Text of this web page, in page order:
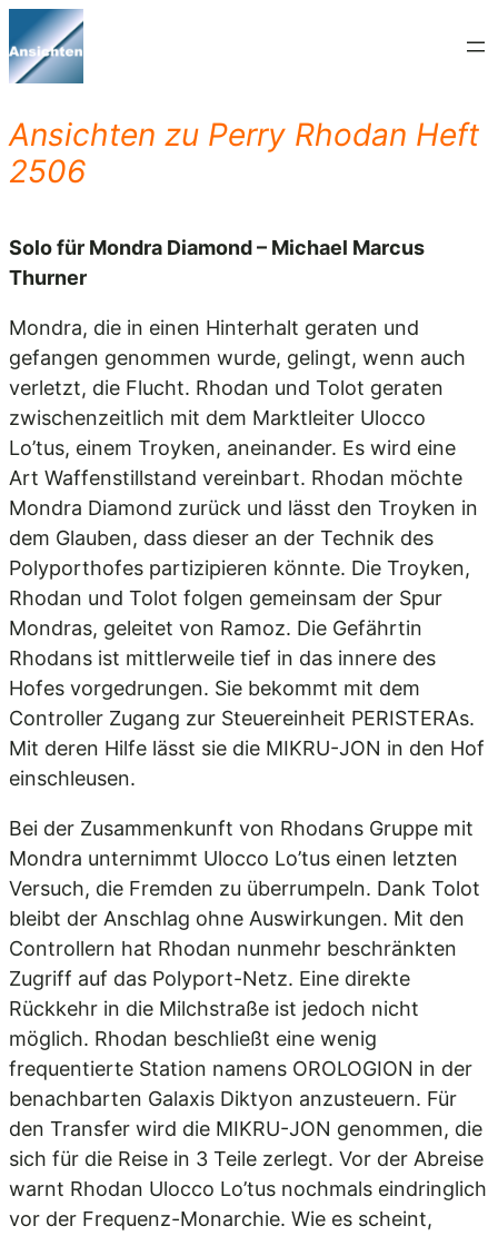
Zum
Inhalt
springen
Ansichten zu Perry Rhodan Heft
2506
Solo für Mondra Diamond – Michael Marcus
Thurner
Mondra, die in einen Hinterhalt geraten und
gefangen genommen wurde, gelingt, wenn auch
verletzt, die Flucht. Rhodan und Tolot geraten
zwischenzeitlich mit dem Marktleiter Ulocco
Lo’tus, einem Troyken, aneinander. Es wird eine
Art Waffenstillstand vereinbart. Rhodan möchte
Mondra Diamond zurück und lässt den Troyken in
dem Glauben, dass dieser an der Technik des
Polyporthofes partizipieren könnte. Die Troyken,
Rhodan und Tolot folgen gemeinsam der Spur
Mondras, geleitet von Ramoz. Die Gefährtin
Rhodans ist mittlerweile tief in das innere des
Hofes vorgedrungen. Sie bekommt mit dem
Controller Zugang zur Steuereinheit PERISTERAs.
Mit deren Hilfe lässt sie die MIKRU-JON in den Hof
einschleusen.
Bei der Zusammenkunft von Rhodans Gruppe mit
Mondra unternimmt Ulocco Lo’tus einen letzten
Versuch, die Fremden zu überrumpeln. Dank Tolot
bleibt der Anschlag ohne Auswirkungen. Mit den
Controllern hat Rhodan nunmehr beschränkten
Zugriff auf das Polyport-Netz. Eine direkte
Rückkehr in die Milchstraße ist jedoch nicht
möglich. Rhodan beschließt eine wenig
frequentierte Station namens OROLOGION in der
benachbarten Galaxis Diktyon anzusteuern. Für
den Transfer wird die MIKRU-JON genommen, die
sich für die Reise in 3 Teile zerlegt. Vor der Abreise
warnt Rhodan Ulocco Lo’tus nochmals eindringlich
vor der Frequenz-Monarchie. Wie es scheint,